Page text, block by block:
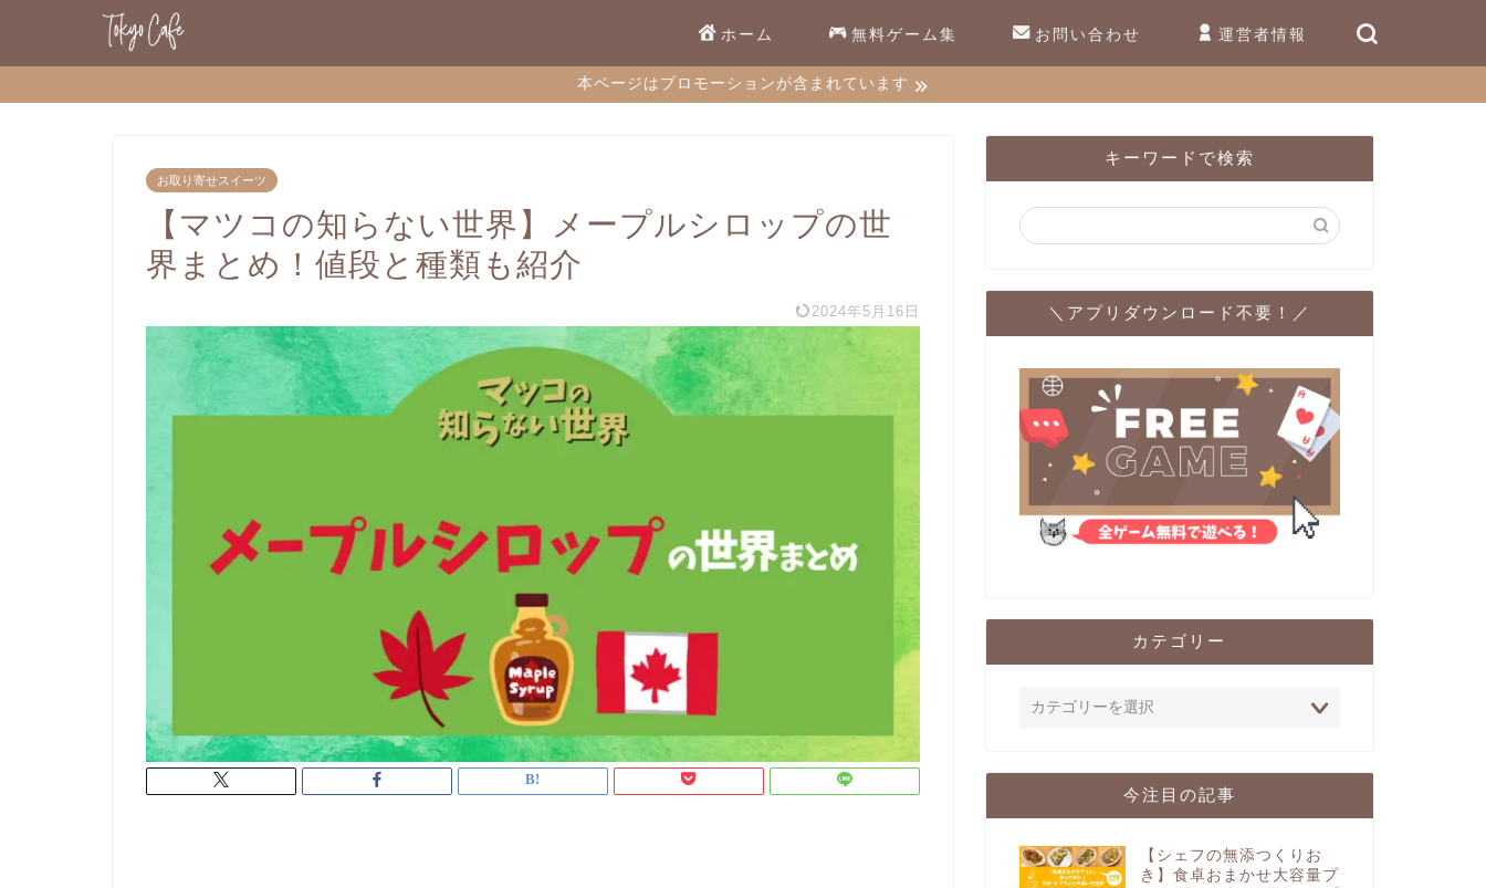
ホーム 無料ゲーム集 お問い合わせ 運営者情報
本ページはプロモーションが含まれています
お取り寄せスイーツ
【マツコの知らない世界】メープルシロップの世
界まとめ！値段と種類も紹介
2024年5月16日
キーワードで検索
＼アプリダウンロード不要！／
カテゴリー
今注目の記事
【シェフの無添つくりお
き】食卓おまかせ大容量プ